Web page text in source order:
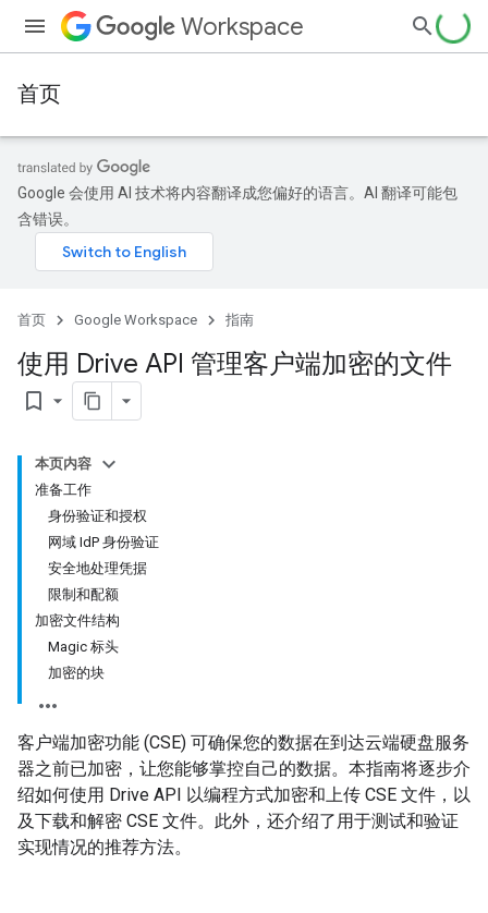
Workspace
首页
Google 会使用 AI 技术将内容翻译成您偏好的语言。AI 翻译可能包
含错误。
首页 Google Workspace 指南
使用 Drive API 管理客户端加密的文件
bookmark_border
本页内容
准备工作
身份验证和授权
网域 IdP 身份验证
安全地处理凭据
限制和配额
加密文件结构
Magic 标头
加密的块
客户端加密功能 (CSE) 可确保您的数据在到达云端硬盘服务
器之前已加密，让您能够掌控自己的数据。本指南将逐步介
绍如何使用 Drive API 以编程方式加密和上传 CSE 文件，以
及下载和解密 CSE 文件。此外，还介绍了用于测试和验证
实现情况的推荐方法。